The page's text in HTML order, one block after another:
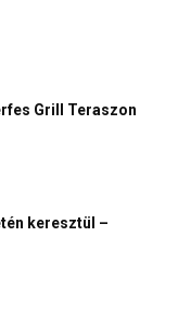
Grill Teraszon
keresztül –